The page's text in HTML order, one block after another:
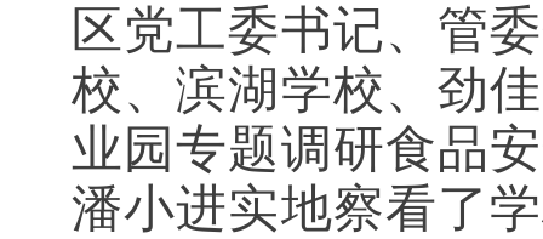
区党工委书记、管
校、滨湖学校、劲
业园专题调研食品
潘小进实地察看了